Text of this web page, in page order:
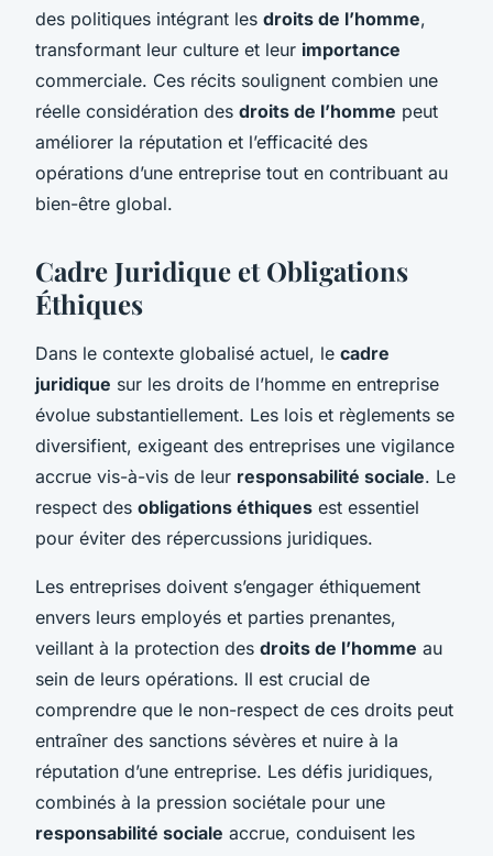
des politiques intégrant les droits de l’homme,
transformant leur culture et leur importance
commerciale. Ces récits soulignent combien une
réelle considération des droits de l’homme peut
améliorer la réputation et l’efficacité des
opérations d’une entreprise tout en contribuant au
bien-être global.
Cadre Juridique et Obligations
Éthiques
Dans le contexte globalisé actuel, le cadre
juridique sur les droits de l’homme en entreprise
évolue substantiellement. Les lois et règlements se
diversifient, exigeant des entreprises une vigilance
accrue vis-à-vis de leur responsabilité sociale. Le
respect des obligations éthiques est essentiel
pour éviter des répercussions juridiques.
Les entreprises doivent s’engager éthiquement
envers leurs employés et parties prenantes,
veillant à la protection des droits de l’homme au
sein de leurs opérations. Il est crucial de
comprendre que le non-respect de ces droits peut
entraîner des sanctions sévères et nuire à la
réputation d’une entreprise. Les défis juridiques,
combinés à la pression sociétale pour une
responsabilité sociale accrue, conduisent les